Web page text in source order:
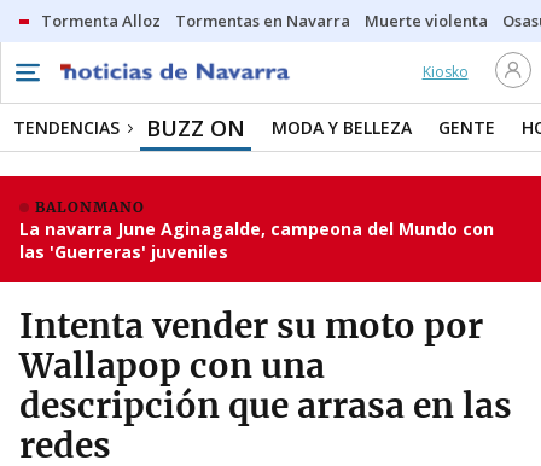
Tormenta Alloz Tormentas en Navarra Muerte violenta
Kiosko
TENDENCIAS BUZZ ON MODA Y BELLEZA GENTE
BALONMANO
La navarra June Aginagalde, campeona del Mundo con
las 'Guerreras' juveniles
Intenta vender su moto por
Wallapop con una
descripción que arrasa en las
redes